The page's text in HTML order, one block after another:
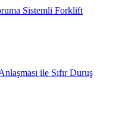
Sistemli Forklift
ile Sıfır Duruş